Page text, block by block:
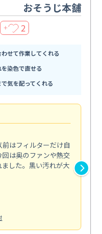
おそうじ本舗
＋ 2
せて作業してくれる
染色で直せる
気を配ってくれる
はフィルターだけ自
は奥のファンや熱交
した。黒い汚れが大